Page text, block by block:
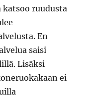
katsoo ruudusta
En
saisi
Lisäksi
ei